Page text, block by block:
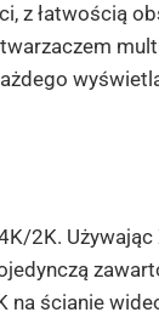
z łatwością
2K.
ścianie